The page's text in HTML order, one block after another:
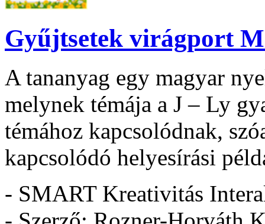
Gyűjtsetek virágport
A tananyag egy magyar
melynek témája a J – Ly
témához kapcsolódnak,
kapcsolódó helyesírási
- SMART Kreativitás